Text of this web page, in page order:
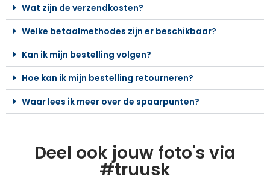
Wat zijn de verzendkosten?
Welke betaalmethodes zijn er beschikbaar?
Kan ik mijn bestelling volgen?
Hoe kan ik mijn bestelling retourneren?
Waar lees ik meer over de spaarpunten?
Deel ook jouw foto's via
#truusk